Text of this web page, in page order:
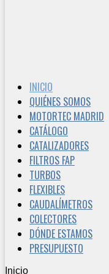
INICIO
QUIÉNES SOMOS
MOTORTEC MADRID
CATÁLOGO
CATALIZADORES
FILTROS FAP
TURBOS
FLEXIBLES
CAUDALÍMETROS
COLECTORES
DÓNDE ESTAMOS
PRESUPUESTO
Inicio